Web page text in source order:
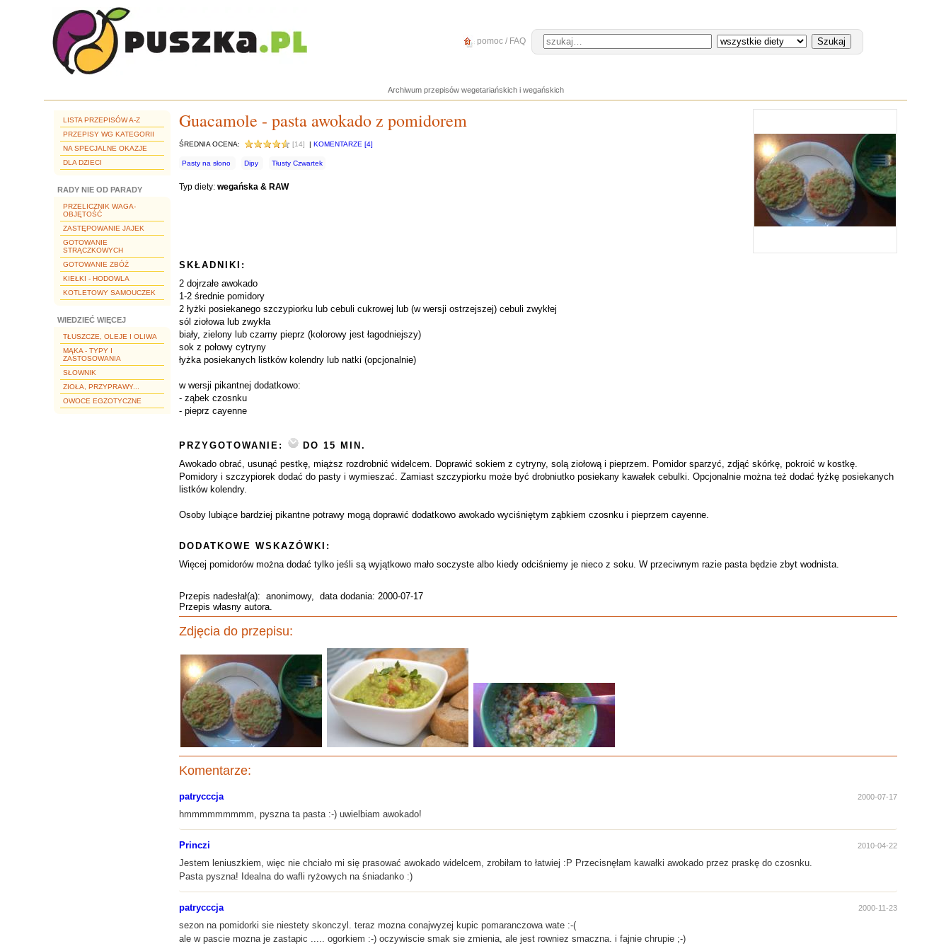
pomoc / FAQ
Archiwum przepisów wegetariańskich i wegańskich
LISTA PRZEPISÓW A-Z
PRZEPISY WG KATEGORII
NA SPECJALNE OKAZJE
DLA DZIECI
RADY NIE OD PARADY
PRZELICZNIK WAGA-
OBJĘTOŚĆ
ZASTĘPOWANIE JAJEK
GOTOWANIE
STRĄCZKOWYCH
GOTOWANIE ZBÓŻ
KIEŁKI - HODOWLA
KOTLETOWY SAMOUCZEK
WIEDZIEĆ WIĘCEJ
TŁUSZCZE, OLEJE I OLIWA
MĄKA - TYPY I
ZASTOSOWANIA
SŁOWNIK
ZIOŁA, PRZYPRAWY...
OWOCE EGZOTYCZNE
Guacamole - pasta awokado z pomidorem
ŚREDNIA OCENA: [14] | KOMENTARZE [4]
Pasty na słono Dipy Tłusty Czwartek
Typ diety: wegańska & RAW
SKŁADNIKI:
2 dojrzałe awokado
1-2 średnie pomidory
2 łyżki posiekanego szczypiorku lub cebuli cukrowej lub (w wersji ostrzejszej) cebuli zwykłej
sól ziołowa lub zwykła
biały, zielony lub czarny pieprz (kolorowy jest łagodniejszy)
sok z połowy cytryny
łyżka posiekanych listków kolendry lub natki (opcjonalnie)
w wersji pikantnej dodatkowo:
- ząbek czosnku
- pieprz cayenne
PRZYGOTOWANIE:
DO 15 MIN.
Awokado obrać, usunąć pestkę, miąższ rozdrobnić widelcem. Doprawić sokiem z cytryny, solą ziołową i pieprzem. Pomidor sparzyć, zdjąć skórkę, pokroić w kostkę.
Pomidory i szczypiorek dodać do pasty i wymieszać. Zamiast szczypiorku może być drobniutko posiekany kawałek cebulki. Opcjonalnie można też dodać łyżkę posiekanych
listków kolendry.
Osoby lubiące bardziej pikantne potrawy mogą doprawić dodatkowo awokado wyciśniętym ząbkiem czosnku i pieprzem cayenne.
DODATKOWE WSKAZÓWKI:
Więcej pomidorów można dodać tylko jeśli są wyjątkowo mało soczyste albo kiedy odciśniemy je nieco z soku. W przeciwnym razie pasta będzie zbyt wodnista.
Przepis nadesłał(a): anonimowy, data dodania: 2000-07-17
Przepis własny autora.
Zdjęcia do przepisu:
Komentarze:
patrycccja 2000-07-17
hmmmmmmmmm, pyszna ta pasta :-) uwielbiam awokado!
Princzi 2010-04-22
Jestem leniuszkiem, więc nie chciało mi się prasować awokado widelcem, zrobiłam to łatwiej :P Przecisnęłam kawałki awokado przez praskę do czosnku.
Pasta pyszna! Idealna do wafli ryżowych na śniadanko :)
patrycccja 2000-11-23
sezon na pomidorki sie niestety skonczyl. teraz mozna conajwyzej kupic pomaranczowa wate :-(
ale w pascie mozna je zastapic ..... ogorkiem :-) oczywiscie smak sie zmienia, ale jest rowniez smaczna. i fajnie chrupie ;-)